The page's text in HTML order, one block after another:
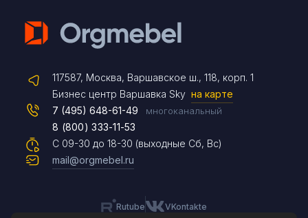
117587, Москва, Варшавское ш., 118, корп. 1
Бизнес центр Варшавка Sky на карте
С 09-30 до 18-30 (выходные Сб, Вс)
7 (495) 648-61-49 многоканальный
8 (800) 333-11-53
mail@orgmebel.ru
Rutube VKontakte
Telegram
Max
Чат на сайте
8 (495) 183-47-87